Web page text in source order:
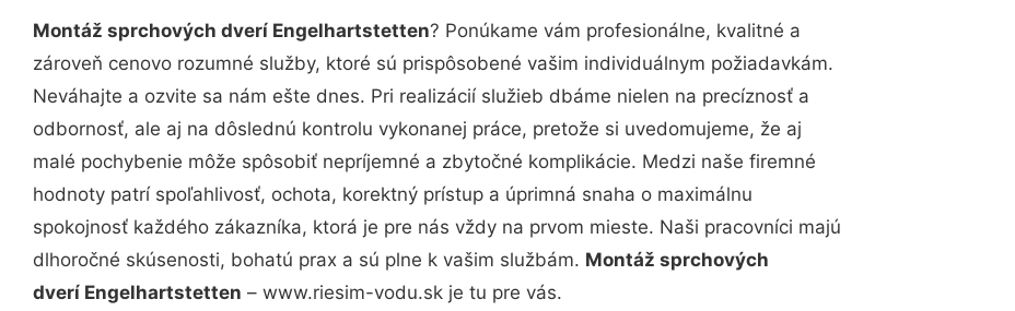
Montáž sprchových dverí Engelhartstetten? Ponúkame vám profesionálne, kvalitné a
zároveň cenovo rozumné služby, ktoré sú prispôsobené vašim individuálnym požiadavkám.
Neváhajte a ozvite sa nám ešte dnes. Pri realizácií služieb dbáme nielen na precíznosť a
odbornosť, ale aj na dôslednú kontrolu vykonanej práce, pretože si uvedomujeme, že aj
malé pochybenie môže spôsobiť nepríjemné a zbytočné komplikácie. Medzi naše firemné
hodnoty patrí spoľahlivosť, ochota, korektný prístup a úprimná snaha o maximálnu
spokojnosť každého zákazníka, ktorá je pre nás vždy na prvom mieste. Naši pracovníci majú
dlhoročné skúsenosti, bohatú prax a sú plne k vašim službám. Montáž sprchových
dverí Engelhartstetten – www.riesim-vodu.sk je tu pre vás.